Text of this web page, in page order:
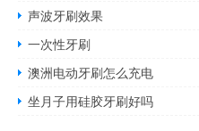
声波牙刷效果
一次性牙刷
澳洲电动牙刷怎么充电
坐月子用硅胶牙刷好吗